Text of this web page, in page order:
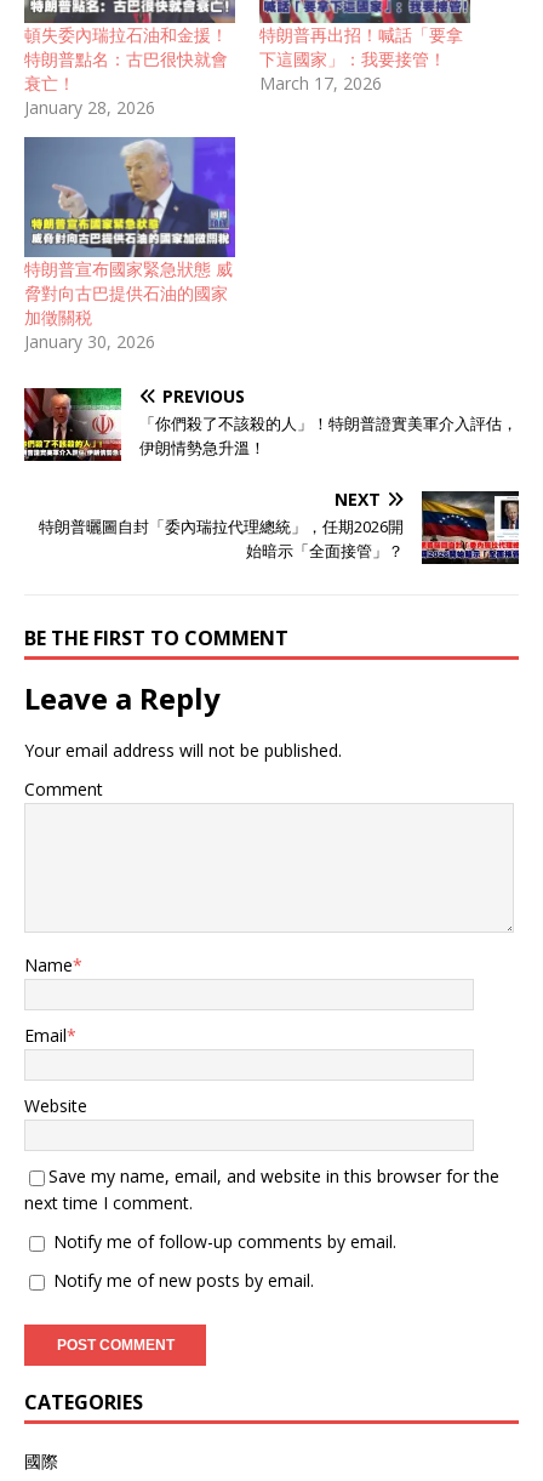
頓失委內瑞拉石油和金援！
特朗普點名：古巴很快就會
衰亡！
January 28, 2026
特朗普再出招！喊話「要拿
下這國家」：我要接管！
March 17, 2026
特朗普宣布國家緊急狀態 威
脅對向古巴提供石油的國家
加徵關税
January 30, 2026
PREVIOUS
「你們殺了不該殺的人」！特朗普證實美軍介入評估，
伊朗情勢急升溫！
NEXT
特朗普曬圖自封「委內瑞拉代理總統」，任期2026開
始暗示「全面接管」？
BE THE FIRST TO COMMENT
Leave a Reply
Your email address will not be published.
Comment
Name*
Email*
Website
Save my name, email, and website in this browser for the
next time I comment.
Notify me of follow-up comments by email.
Notify me of new posts by email.
CATEGORIES
國際